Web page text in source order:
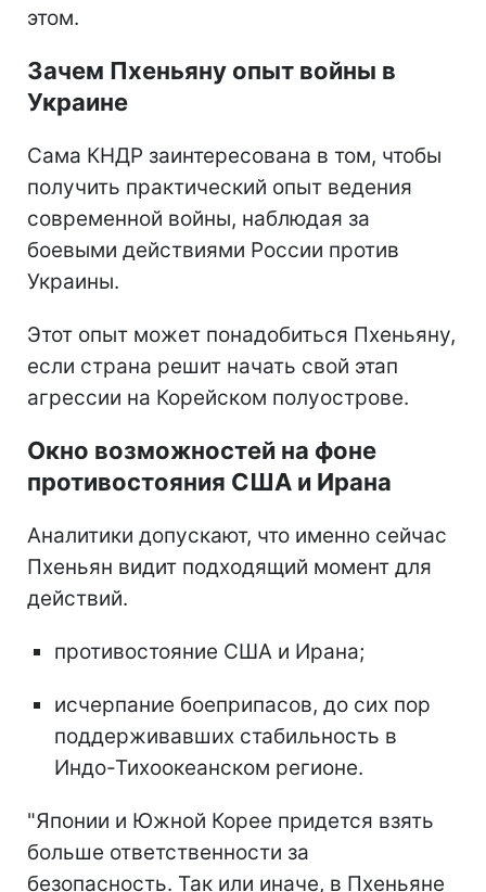
этом.
Зачем Пхеньяну опыт войны в
Украине
Сама КНДР заинтересована в том, чтобы
получить практический опыт ведения
современной войны, наблюдая за
боевыми действиями России против
Украины.
Этот опыт может понадобиться Пхеньяну,
если страна решит начать свой этап
агрессии на Корейском полуострове.
Окно возможностей на фоне
противостояния США и Ирана
Аналитики допускают, что именно сейчас
Пхеньян видит подходящий момент для
действий.
противостояние США и Ирана;
исчерпание боеприпасов, до сих пор
поддерживавших стабильность в
Индо-Тихоокеанском регионе.
"Японии и Южной Корее придется взять
больше ответственности за
безопасность. Так или иначе, в Пхеньяне